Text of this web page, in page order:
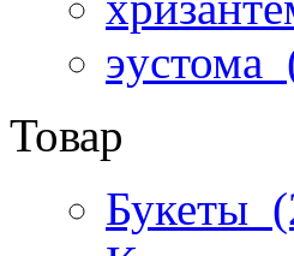
эустома
Товар
Букеты